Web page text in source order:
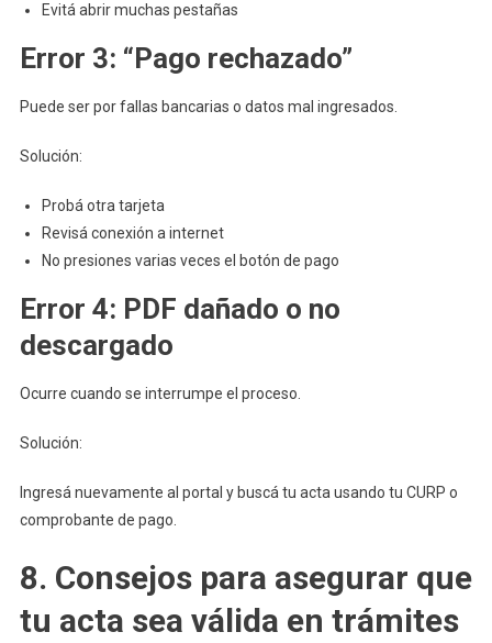
Evitá abrir muchas pestañas
Error 3: “Pago rechazado”
Puede ser por fallas bancarias o datos mal ingresados.
Solución:
Probá otra tarjeta
Revisá conexión a internet
No presiones varias veces el botón de pago
Error 4: PDF dañado o no
descargado
Ocurre cuando se interrumpe el proceso.
Solución:
Ingresá nuevamente al portal y buscá tu acta usando tu CURP o
comprobante de pago.
8. Consejos para asegurar que
tu acta sea válida en trámites